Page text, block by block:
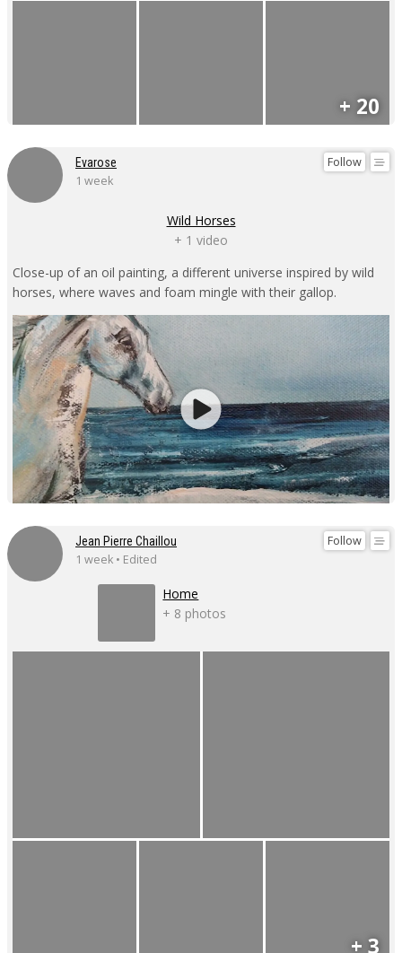
+ 20
Follow
Evarose
1 week
Wild Horses
+ 1 video
Close-up of an oil painting, a different universe inspired by wild
horses, where waves and foam mingle with their gallop.
Follow
Jean Pierre Chaillou
1 week • Edited
Home
+ 8 photos
+ 3